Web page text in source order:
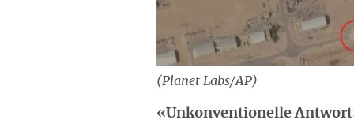
(Planet Labs/AP)
«Unkonventionelle